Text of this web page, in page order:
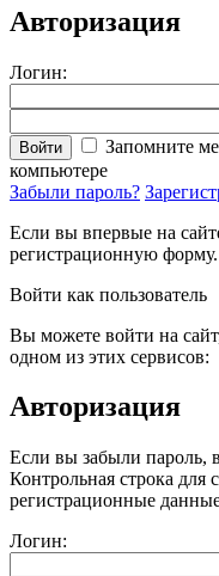
Авторизация
Логин:
Войти
Запомните
компьютере
Забыли пароль?
Если вы впервые на
регистрационную форму.
Войти как пользователь
Вы можете войти на
одном из этих сервисов:
Авторизация
Если вы забыли пароль,
Контрольная строка
регистрационные
Логин: